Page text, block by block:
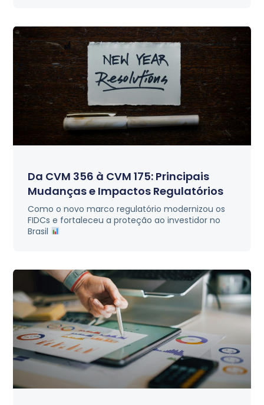
Da CVM 356 à CVM 175: Principais
Mudanças e Impactos Regulatórios
Como o novo marco regulatório modernizou os
FIDCs e fortaleceu a proteção ao investidor no
Brasil